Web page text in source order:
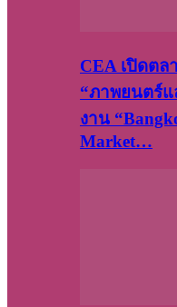
CEA เปิดต
“ภาพยนตร์
งาน
Market…